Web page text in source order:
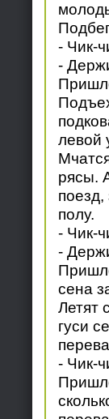
- Чик-
-
левой
рясы.
полу.
- Чик-
-
сена
Летят
гуси
- Чик-